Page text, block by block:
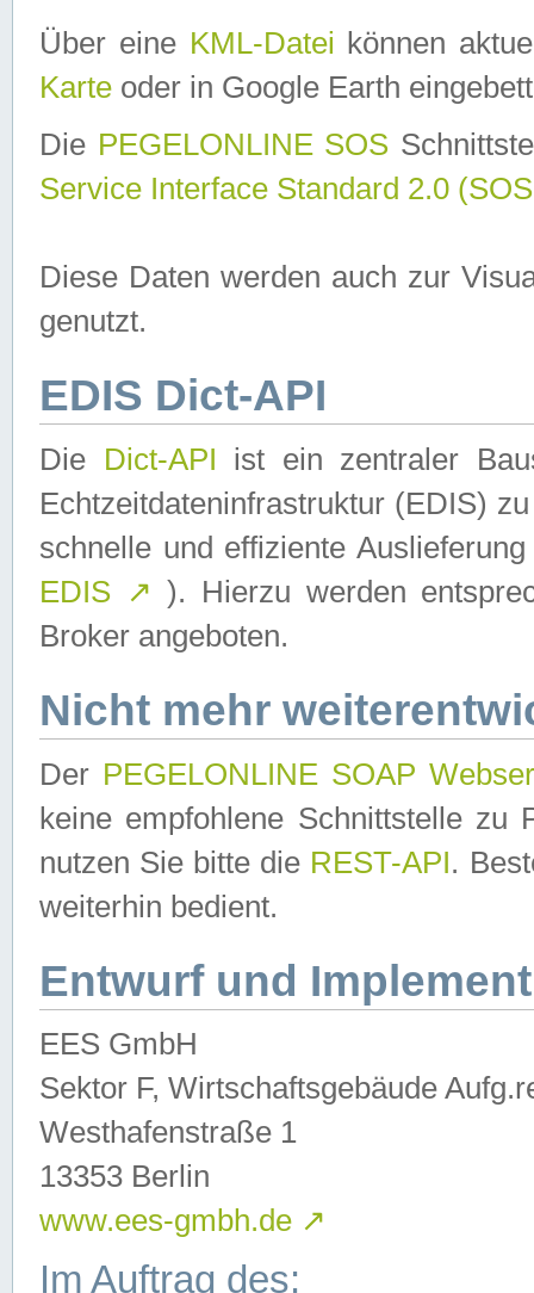
Über eine KML-Datei können
Karte oder in Google Earth
Die PEGELONLINE SOS
Service Interface Standard 2.0
Diese Daten werden auch zur
genutzt.
EDIS Dict-API
Die Dict-API ist ein zentraler
Echtzeitdateninfrastruktur (EDIS)
schnelle und effiziente
EDIS ↗ ). Hierzu werden
Broker angeboten.
Nicht mehr
Der PEGELONLINE SOAP
keine empfohlene Schnittstelle zu
nutzen Sie bitte die REST-API.
weiterhin bedient.
Entwurf und
EES GmbH
Sektor F, Wirtschaftsgebäude
Westhafenstraße 1
13353 Berlin
www.ees-gmbh.de ↗
Im Auftrag des: